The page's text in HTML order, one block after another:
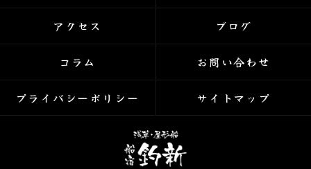
アクセス ブログ
コラム お問い合わせ
プライバシーポリシー サイトマップ